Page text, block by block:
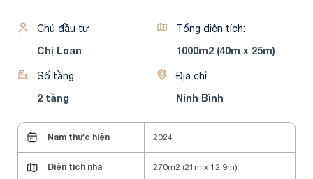
Chủ đầu tư
Chị Loan
Tổng diện tích:
1000m2 (40m x 25m)
Số tầng
2 tầng
Địa chỉ
Ninh Bình
Năm thực hiện 2024
Diện tích nhà 270m2 (21m x 12.9m)